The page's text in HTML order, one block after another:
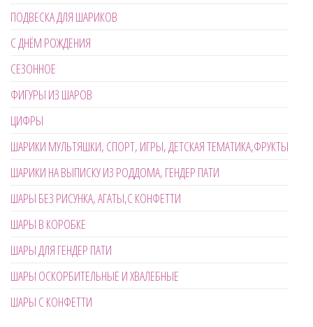
ПОДВЕСКА ДЛЯ ШАРИКОВ
С ДНЁМ РОЖДЕНИЯ
СЕЗОННОЕ
ФИГУРЫ ИЗ ШАРОВ
ЦИФРЫ
ШАРИКИ МУЛЬТЯШКИ, СПОРТ, ИГРЫ, ДЕТСКАЯ ТЕМАТИКА,ФРУКТЫ
ШАРИКИ НА ВЫПИСКУ ИЗ РОДДОМА, ГЕНДЕР ПАТИ
ШАРЫ БЕЗ РИСУНКА, АГАТЫ,С КОНФЕТТИ
ШАРЫ В КОРОБКЕ
ШАРЫ ДЛЯ ГЕНДЕР ПАТИ
ШАРЫ ОСКОРБИТЕЛЬНЫЕ И ХВАЛЕБНЫЕ
ШАРЫ С КОНФЕТТИ